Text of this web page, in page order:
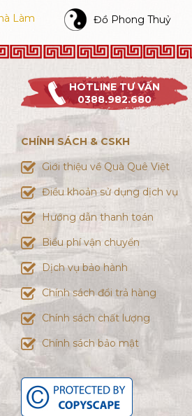
Làm Đồ Phong Thuỷ
HOTLINE TƯ VẤN
0388.982.680
CHÍNH SÁCH & CSKH
Giới thiệu về Quà Quê Việt
Điều khoản sử dụng dịch vụ
Hướng dẫn thanh toán
Biểu phí vận chuyển
Dịch vụ bảo hành
Chính sách đổi trả hàng
Chính sách chất lượng
Chính sách bảo mật